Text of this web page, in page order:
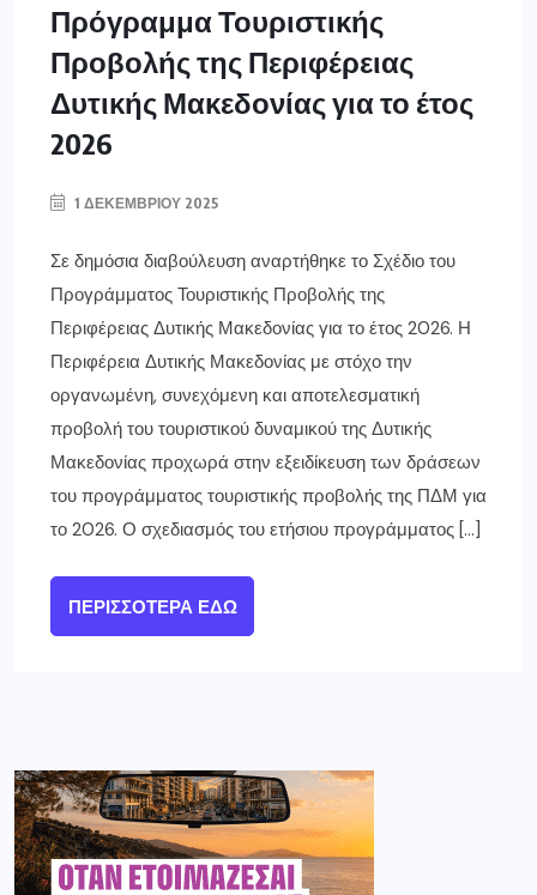
Πρόγραμμα Τουριστικής
Προβολής της Περιφέρειας
Δυτικής Μακεδονίας για το έτος
2026
1 ΔΕΚΕΜΒΡΊΟΥ 2025
Σε δημόσια διαβούλευση αναρτήθηκε το Σχέδιο του
Προγράμματος Τουριστικής Προβολής της
Περιφέρειας Δυτικής Μακεδονίας για το έτος 2026. Η
Περιφέρεια Δυτικής Μακεδονίας με στόχο την
οργανωμένη, συνεχόμενη και αποτελεσματική
προβολή του τουριστικού δυναμικού της Δυτικής
Μακεδονίας προχωρά στην εξειδίκευση των δράσεων
του προγράμματος τουριστικής προβολής της ΠΔΜ για
το 2026. Ο σχεδιασμός του ετήσιου προγράμματος […]
ΠΕΡΙΣΣΌΤΕΡΑ ΕΔΏ